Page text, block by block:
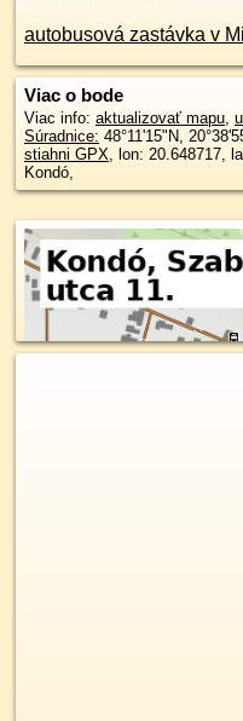
autobusová zastávka v
Viac o bode
Viac info: aktualizovať mapu,
Súradnice: 48°11'15"N,
stiahni GPX, lon: 20.648717,
Kondó,